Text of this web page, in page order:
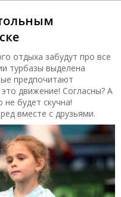
отдыха забудут про все
турбазы выделена
предпочитают
движение! Согласны? А
будет скучна!
вместе с друзьями.